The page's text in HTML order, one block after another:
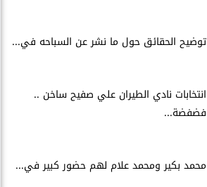
توضيح الحقائق حول ما نشر عن السباحه في...
انتخابات نادي الطيران علي صفيح ساخن ..
فضفضة...
محمد بكير ومحمد علام لهم حضور كبير في...